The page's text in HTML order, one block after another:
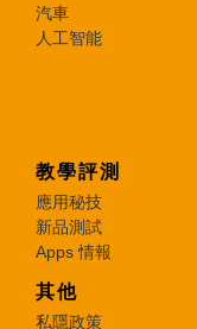
汽車
人工智能
教學評測
應用秘技
新品測試
Apps 情報
其他
私隱政策